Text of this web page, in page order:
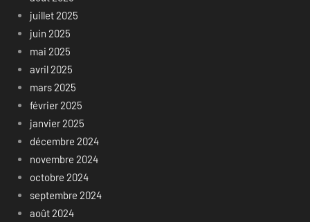
juillet 2025
juin 2025
mai 2025
avril 2025
mars 2025
février 2025
janvier 2025
décembre 2024
novembre 2024
octobre 2024
septembre 2024
août 2024